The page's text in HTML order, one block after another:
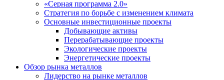
«Серная программа 2.0»
Стратегия по борьбе с изменением климата
Основные инвестиционные проекты
Добывающие активы
Перерабатывающие проекты
Экологические проекты
Энергетические проекты
Обзор рынка металлов
Лидерство на рынке металлов